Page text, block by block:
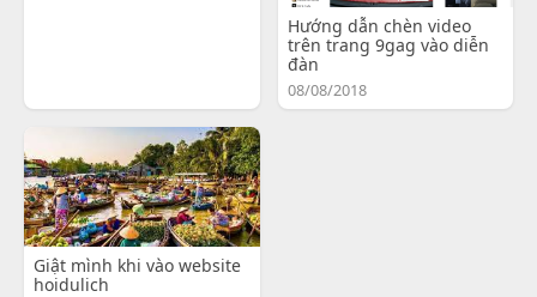
Hướng dẫn chèn video
trên trang 9gag vào diễn
đàn
08/08/2018
Giật mình khi vào website
hoidulich